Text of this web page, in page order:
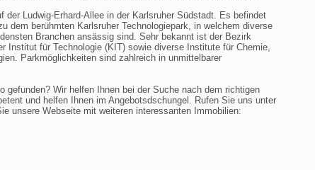
der Ludwig-Erhard-Allee in der Karlsruher Südstadt. Es befindet
dem berühmten Karlsruher Technologiepark, in welchem diverse
Branchen ansässig sind. Sehr bekannt ist der Bezirk
Institut für Technologie (KIT) sowie diverse Institute für Chemie,
Parkmöglichkeiten sind zahlreich in unmittelbarer
gefunden? Wir helfen Ihnen bei der Suche nach dem richtigen
und helfen Ihnen im Angebotsdschungel. Rufen Sie uns unter
unsere Webseite mit weiteren interessanten Immobilien: